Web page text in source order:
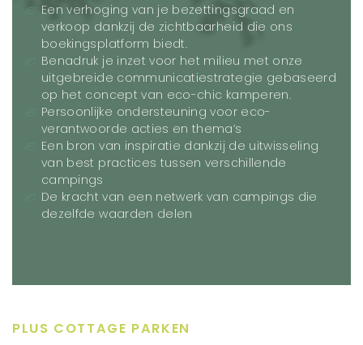
Een verhoging van je bezettingsgraad en
verkoop dankzij de zichtbaarheid die ons
boekingsplatform biedt.
Benadruk je inzet voor het milieu met onze
uitgebreide communicatiestrategie gebaseerd
op het concept van eco-chic kamperen.
Persoonlijke ondersteuning voor eco-
verantwoorde acties en thema’s
Een bron van inspiratie dankzij de uitwisseling
van best practices tussen verschillende
campings
De kracht van een netwerk van campings die
dezelfde waarden delen
PLUS COTTAGE PARKEN